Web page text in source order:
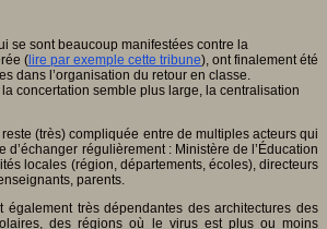
se sont beaucoup manifestées contre la
( lire par exemple cette tribune), ont finalement été
dans l’organisation du retour en classe.
la concertation semble plus large, la centralisation
(très) compliquée entre de multiples acteurs qui
d’échanger régulièrement : Ministère de l’Éducation
locales (région, départements, écoles), directeurs
parents.
également très dépendantes des architectures des
des régions où le virus est plus ou moins